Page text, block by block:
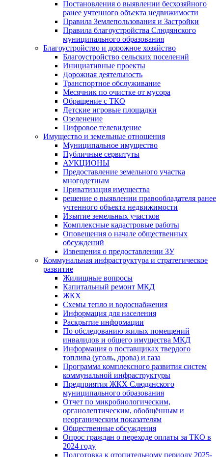
Постановления о выявлении бесхозяйного
ранее учтенного объекта недвижимости
Правила Землепользования и Застройки
Правила благоустройства Слюдянского
муниципального образования
Благоустройство и дорожное хозяйство
Благоустройство сельских поселений
Инициативные проекты
Дорожная деятельность
Транспортное обслуживание
Месячник по очистке от мусора
Обращение с ТКО
Детские игровые площадки
Озеленение
Цифровое телевидение
Имущество и земельные отношения
Муниципальное имущество
Публичные сервитуты
АУКЦИОНЫ
Предоставление земельного участка
многодетным
Приватизация имущества
решение о выявлении правообладателя ранее
учтенного объекта недвижимости
Изъятие земельных участков
Комплексные кадастровые работы
Оповещения о начале общественных
обсуждений
Извещения о предоставлении ЗУ
Коммунальная инфраструктура и стратегическое
развитие
Жилищные вопросы
Капитальный ремонт МКД
ЖКХ
Схемы тепло и водоснабжения
Информация для населения
Раскрытие информации
По обследованию жилых помещений
инвалидов и общего имущества МКД
Информация о поставщиках твердого
топлива (уголь, дрова) и газа
Программа комплексного развития систем
коммунальной инфраструктуры
Предприятия ЖКХ Слюдянского
муниципального образования
Отчет по микробиологическим,
органолептическим, обобщённым и
неорганическим показателям
Общественные обсуждения
Опрос граждан о переходе оплаты за ТКО в
2024 году
Подготовка к отопительному периоду 2025-